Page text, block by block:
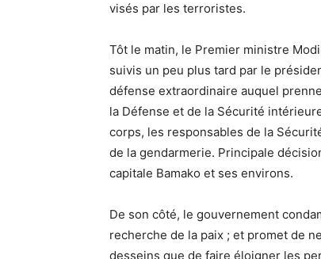
visés par les terroristes.
Tôt le matin, le Premier ministre
suivis un peu plus tard par le
défense extraordinaire auquel
la Défense et de la Sécurité
corps, les responsables de la
de la gendarmerie. Principale
capitale Bamako et ses environs.
De son côté, le gouvernement
recherche de la paix ; et promet de
desseins que de faire éloigner les